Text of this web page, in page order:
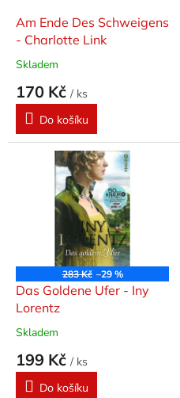
dAm Ende Des Schweigens
- Charlotte Link
Skladem
170 Kč / ks
Do košíku
283 Kč –29 %
Das Goldene Ufer - Iny
Lorentz
Skladem
199 Kč / ks
Do košíku